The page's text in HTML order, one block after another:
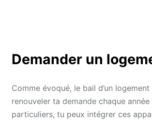
Demander un
Comme évoqué, le bail d’un
renouveler ta demande chaque
particuliers, tu peux intégrer ces